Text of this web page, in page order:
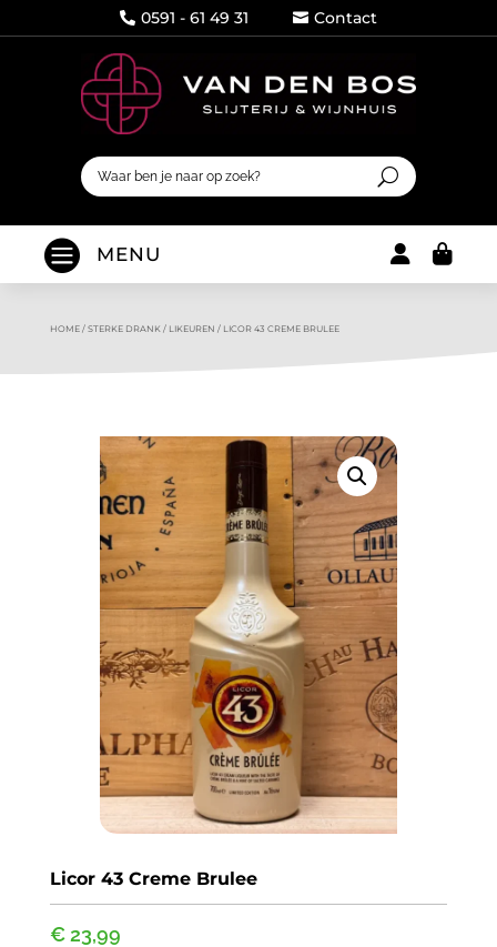
 0591 - 61 49 31  Contact
 MENU 
HOME/ STERKE DRANK / LIKEUREN / LICOR 43 CREME BRULEE
Licor 43 Creme Brulee
€23,99